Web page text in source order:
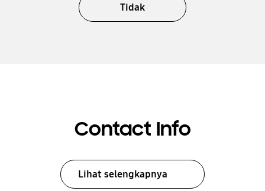
Tidak
Contact Info
Lihat selengkapnya